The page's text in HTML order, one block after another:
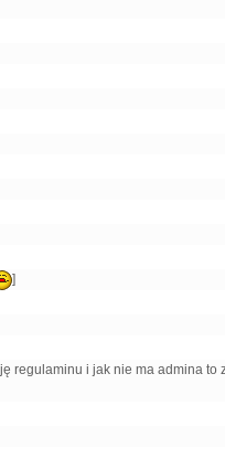
]
i jak nie ma admina to